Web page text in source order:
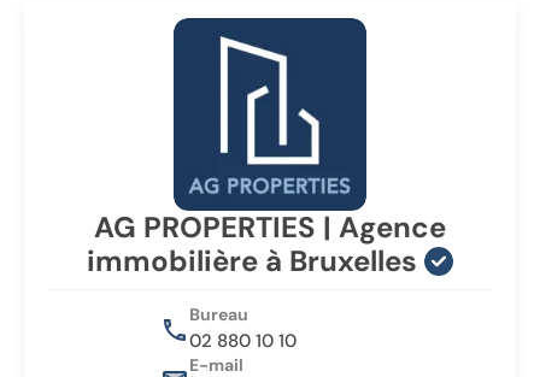
AG PROPERTIES | Agence
immobilière à Bruxelles
Bureau
02 880 10 10
E-mail